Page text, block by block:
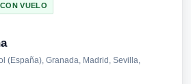
VUELO
(España), Granada, Madrid, Sevilla,